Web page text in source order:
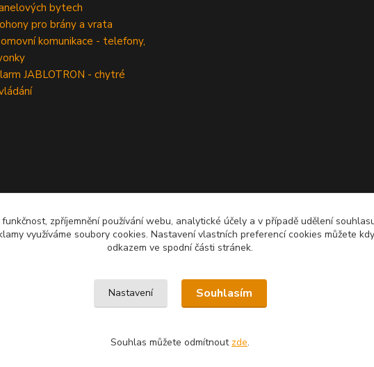
bytech
pro brány a vrata
komunikace - telefony,
JABLOTRON - chytré
zpříjemnění používání webu, analytické účely a v případě udělení
využíváme soubory cookies. Nastavení vlastních preferencí cookies můžete
odkazem ve spodní části stránek.
Nastavení Souhlasím
Souhlas můžete odmítnout zde.